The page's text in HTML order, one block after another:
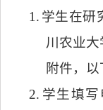
1. 学生在研
川农业
附件，以
2. 学生填